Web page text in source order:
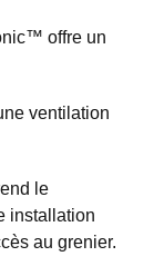
offre un
ventilation
le
installation
au grenier.